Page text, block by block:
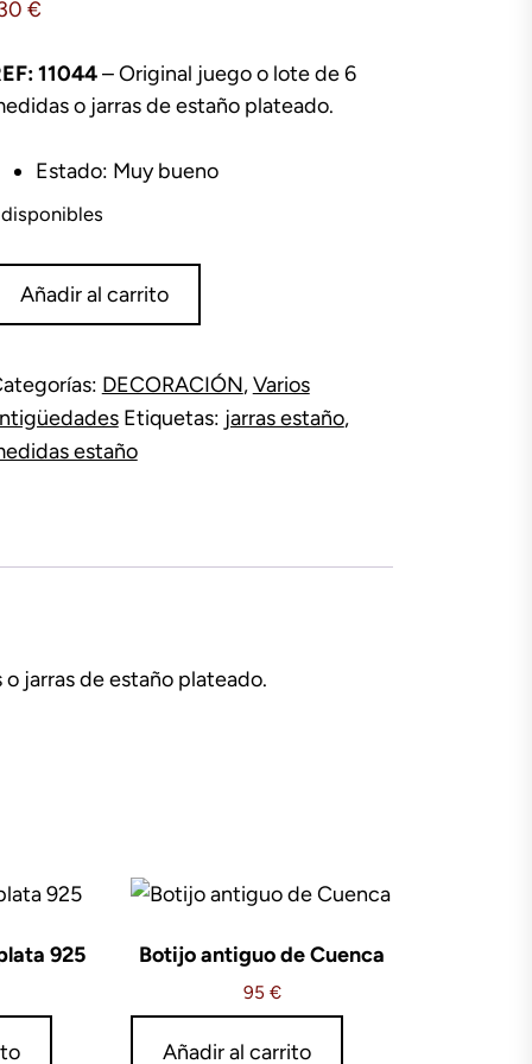
€
11044– Original juego o lote de 6
o jarras de estaño plateado.
Estado: Muy bueno
disponibles
Añadir al carrito
DECORACIÓN,Varios
Etiquetas: jarras estaño,
estaño
jarras de estaño plateado.
925 Botijo antiguo de Cuenca
95 €
Añadir al carrito